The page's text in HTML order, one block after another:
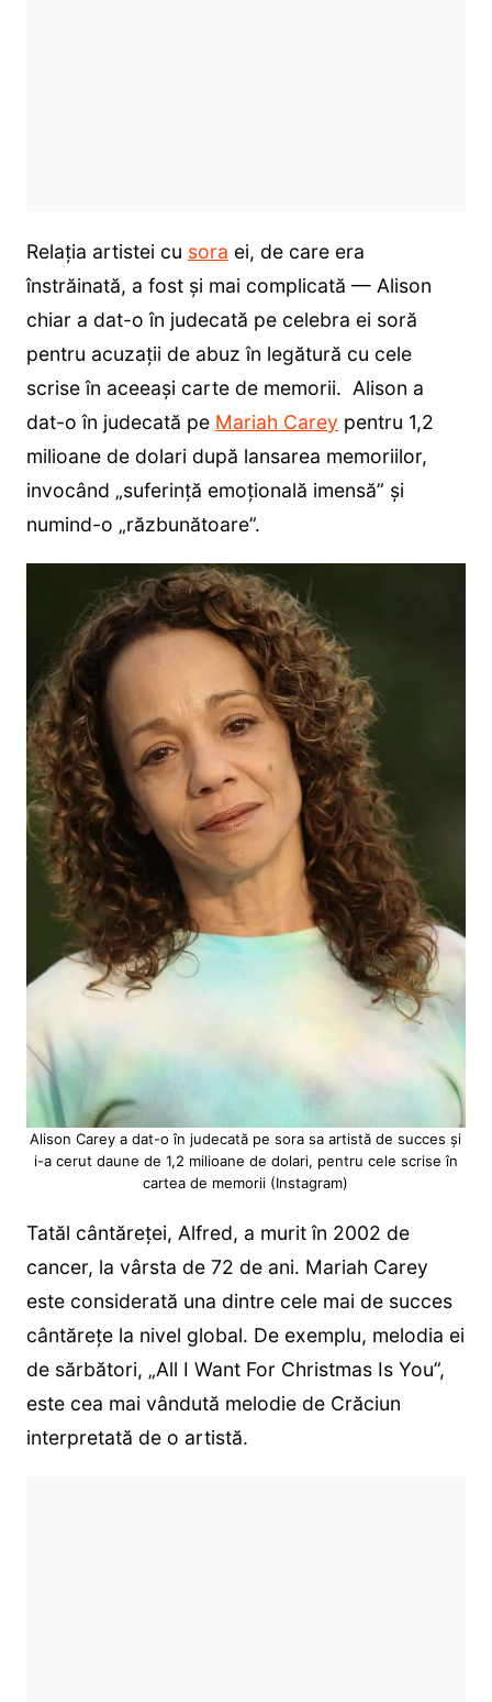
Relația artistei cu sora ei, de care era
înstrăinată, a fost și mai complicată — Alison
chiar a dat-o în judecată pe celebra ei soră
pentru acuzații de abuz în legătură cu cele
scrise în aceeași carte de memorii. Alison a
dat-o în judecată pe Mariah Carey pentru 1,2
milioane de dolari după lansarea memoriilor,
invocând „suferință emoțională imensă” și
numind-o „răzbunătoare”.
Alison Carey a dat-o în judecată pe sora sa artistă de succes și
i-a cerut daune de 1,2 milioane de dolari, pentru cele scrise în
cartea de memorii (Instagram)
Tatăl cântăreței, Alfred, a murit în 2002 de
cancer, la vârsta de 72 de ani. Mariah Carey
este considerată una dintre cele mai de succes
cântărețe la nivel global. De exemplu, melodia ei
de sărbători, „All I Want For Christmas Is You”,
este cea mai vândută melodie de Crăciun
interpretată de o artistă.